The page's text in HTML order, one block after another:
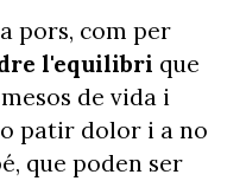
pors, com per
l'equilibri que
de vida i
patir dolor i a no
que poden ser